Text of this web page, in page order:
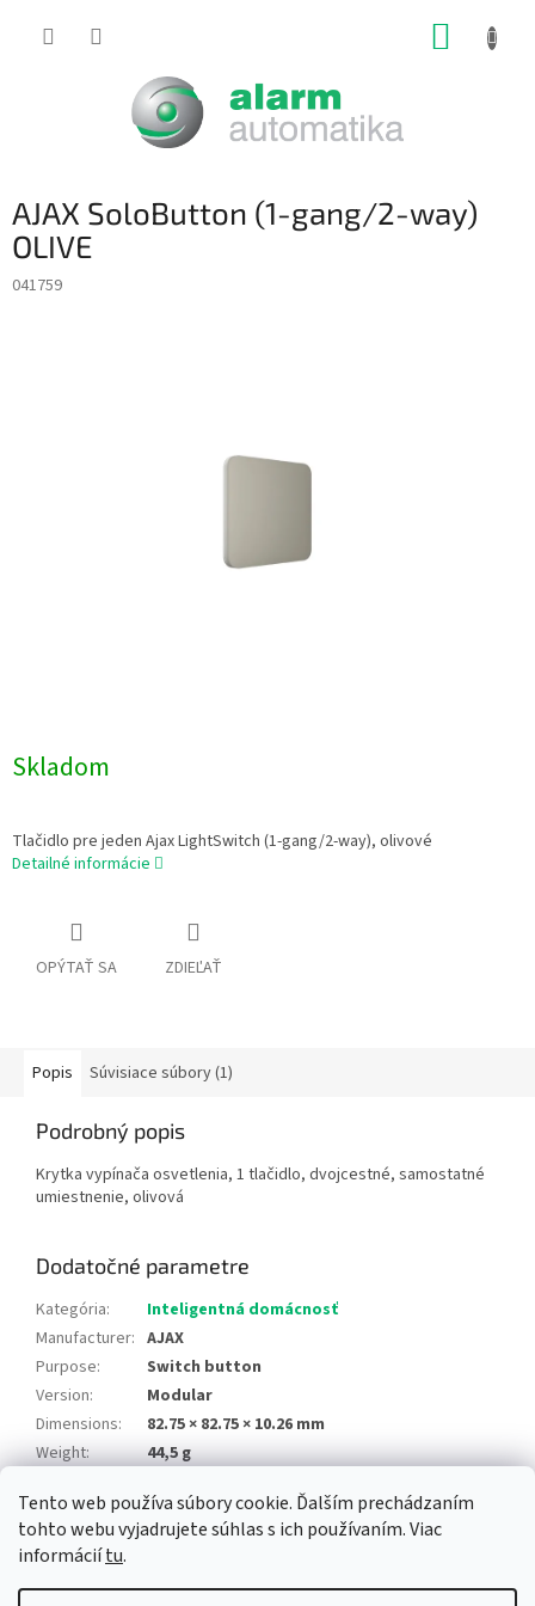
Tento web používa súbory cookie. Ďalším prechádzaním
tohto webu vyjadrujete súhlas s ich používaním. Viac
informáciítu.
AJAX SoloButton (1-gang/2-way)
OLIVE
041759
Skladom
Tlačidlo pre jeden Ajax LightSwitch (1-gang/2-way), olivové
Detailné informácie
OPÝTAŤ SA ZDIEĽAŤ
Popis Súvisiace súbory (1)
Podrobný popis
Krytka vypínača osvetlenia, 1 tlačidlo, dvojcestné, samostatné
umiestnenie, olivová
Dodatočné parametre
Kategória:
Inteligentná domácnosť
Manufacturer: AJAX
Purpose:
Switch button
Version:
Modular
Dimensions:
82.75 × 82.75 × 10.26 mm
Weight: 44,5 g
Newsletter